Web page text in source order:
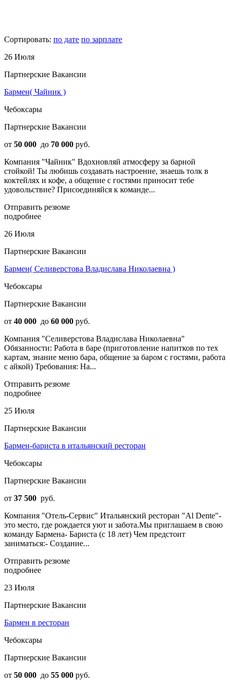
Сортировать: по дате по зарплате
26 Июля
Партнерские Вакансии
Бармен( Чайник )
Чебоксары
Партнерские Вакансии
от 50 000 до 70 000 руб.
Компания "Чайник" Вдохновляй атмосферу за барной
стойкой! Ты любишь создавать настроение, знаешь толк в
коктейлях и кофе, а общение с гостями приносит тебе
удовольствие? Присоединяйся к команде...
Отправить резюме
подробнее
26 Июля
Партнерские Вакансии
Бармен( Селиверстова Владислава Николаевна )
Чебоксары
Партнерские Вакансии
от 40 000 до 60 000 руб.
Компания "Селиверстова Владислава Николаевна"
Обязанности: Работа в баре (приготовление напитков по тех
картам, знание меню бара, общение за баром с гостями, работа
с айкой) Требования: На...
Отправить резюме
подробнее
25 Июля
Партнерские Вакансии
Бармен-бариста в итальянский ресторан
Чебоксары
Партнерские Вакансии
от 37 500 руб.
Компания "Отель-Сервис" Итальянский ресторан "Al Dente"-
это место, где рождается уют и забота.Мы приглашаем в свою
команду Бармена- Бариста (с 18 лет) Чем предстоит
заниматься:- Создание...
Отправить резюме
подробнее
23 Июля
Партнерские Вакансии
Бармен в ресторан
Чебоксары
Партнерские Вакансии
от 50 000 до 55 000 руб.